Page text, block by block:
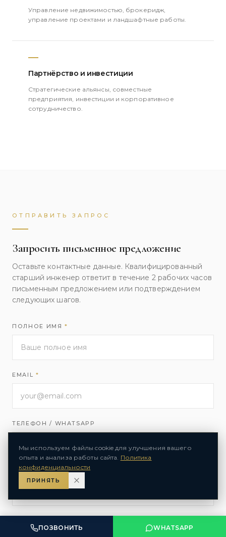
Управление недвижимостью, брокеридж,
управление проектами и ландшафтные работы.
Партнёрство и инвестиции
Стратегические альянсы, совместные
предприятия, инвестиции и корпоративное
сотрудничество.
ОТПРАВИТЬ ЗАПРОС
Запросить письменное предложение
Оставьте контактные данные. Квалифицированный
старший инженер ответит в течение 2 рабочих часов
письменным предложением или подтверждением
следующих шагов.
ПОЛНОЕ ИМЯ *
EMAIL *
ТЕЛЕФОН / WHATSAPP
КОМПАНИЯ / ОРГАНИЗАЦИЯ
ПОЗВОНИТЬ WHATSAPP
Мы используем файлы cookie для улучшения вашего
опыта и анализа работы сайта. Политика
конфиденциальности
ПРИНЯТЬ